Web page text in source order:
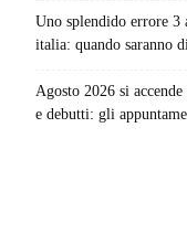
Uno splendido errore 3
italia: quando saranno
Agosto 2026 si
e debutti: gli